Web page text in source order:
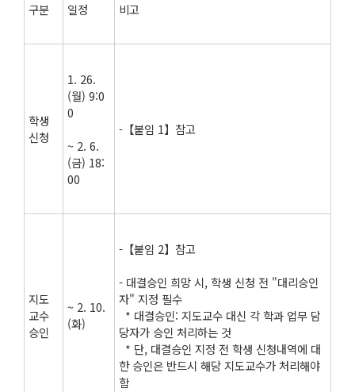
구분 일정 비고
학생
신청
1. 26.
(월) 9:0
0
~ 2. 6.
(금) 18:
00
-【붙임 1】참고
지도
교수
승인
~ 2. 10.
(화)
-【붙임 2】참고
- 대결승인 희망 시, 학생 신청 전 "대리승인
자" 지정 필수
* 대결승인: 지도교수 대신 각 학과 업무 담
당자가 승인 처리하는 것
* 단, 대결승인 지정 전 학생 신청내역에 대
한 승인은 반드시 해당 지도교수가 처리해야
함